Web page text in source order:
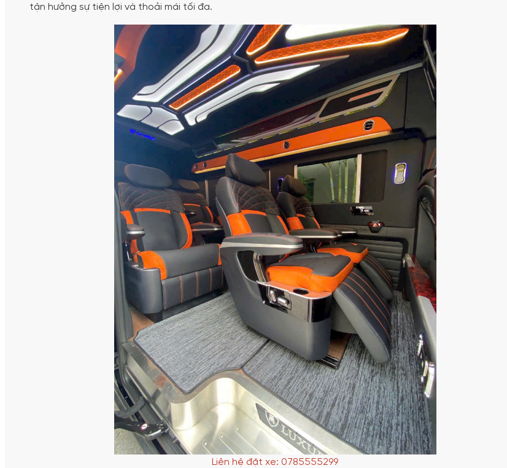
tận hưởng sự tiện lợi và thoải mái tối đa.
Liên hệ đặt xe: 0785555299